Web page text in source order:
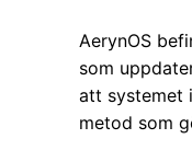
AerynOS
som
att systemet
metod som